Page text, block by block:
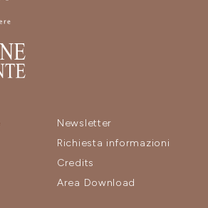
Newsletter
Richiesta informazioni
Credits
Area Download